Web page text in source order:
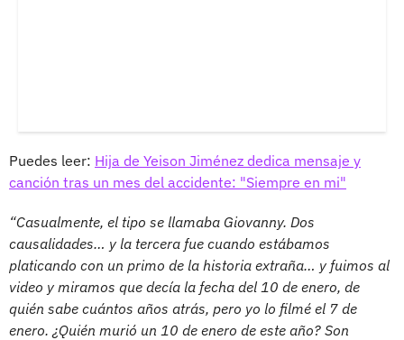
Puedes leer: Hija de Yeison Jiménez dedica mensaje y
canción tras un mes del accidente: "Siempre en mi"
“Casualmente, el tipo se llamaba Giovanny. Dos
causalidades… y la tercera fue cuando estábamos
platicando con un primo de la historia extraña… y fuimos al
video y miramos que decía la fecha del 10 de enero, de
quién sabe cuántos años atrás, pero yo lo filmé el 7 de
enero. ¿Quién murió un 10 de enero de este año? Son